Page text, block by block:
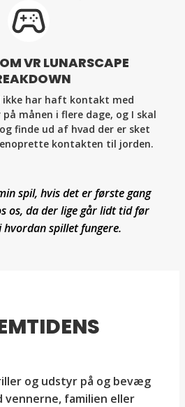
VR LUNARSCAPE
ikke har haft kontakt med
månen i flere dage, og I skal
finde ud af hvad der er sket
kontakten til jorden.
spil, hvis det er første gang
os, da der lige går lidt tid før
hvordan spillet fungere.
og udstyr på og bevæg
vennerne, familien eller